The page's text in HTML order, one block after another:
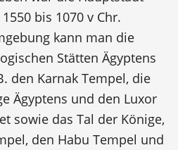
bis 1070 v Chr.
kann man die
Stätten Ägyptens
den Karnak Tempel, die
Ägyptens und den Luxor
sowie das Tal der Könige,
den Habu Tempel und